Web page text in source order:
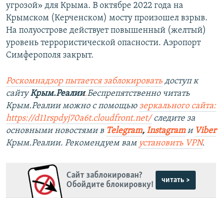
угрозой» для Крыма. В октябре 2022 года на
Крымском (Керченском) мосту произошел взрыв.
На полуострове действует повышенный (желтый)
уровень террористической опасности. Аэропорт
Симферополя закрыт.
Роскомнадзор пытается заблокировать доступ к
сайтуКрым.Реалии.Беспрепятственно читать
Крым.Реалии можно с помощью зеркального сайта:
https://d11rspdyj70a6t.cloudfront.net/следите за
основными новостями в Telegram, Instagramи Viber
Крым.Реалии. Рекомендуем вам установить VPN.
Сайт заблокирован?
Обойдите блокировку!
читать >